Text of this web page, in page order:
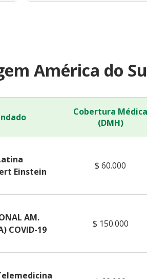
América do
Cobertura Médica
(DMH)
Einstein
$ 60.000
AM.
COVID-19
$ 150.000